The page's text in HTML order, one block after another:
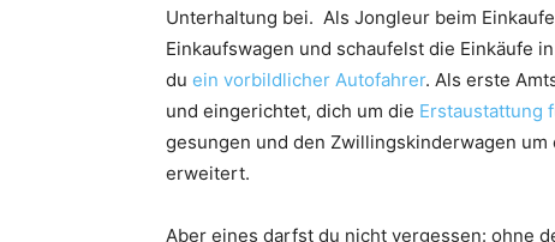
Unterhaltung bei. Als Jongleur beim
Einkaufswagen und schaufelst die Einkäufe
du ein vorbildlicher Autofahrer. Als erste
und eingerichtet, dich um die Erstaustattung
gesungen und den Zwillingskinderwagen
erweitert.
Aber eines darfst du nicht vergessen: ohne